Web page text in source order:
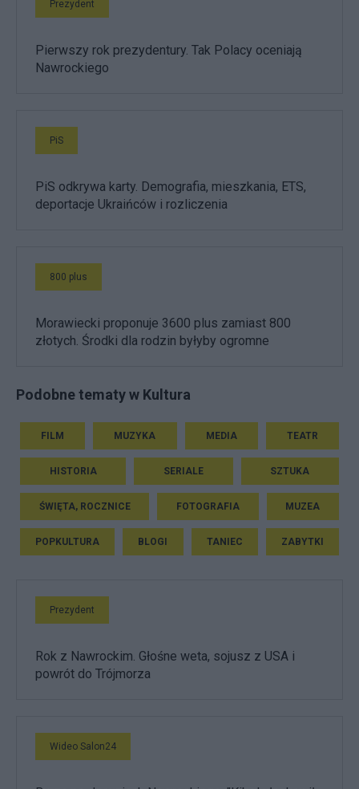
Prezydent
Pierwszy rok prezydentury. Tak Polacy oceniają
Nawrockiego
PiS
PiS odkrywa karty. Demografia, mieszkania, ETS,
deportacje Ukraińców i rozliczenia
800 plus
Morawiecki proponuje 3600 plus zamiast 800
złotych. Środki dla rodzin byłyby ogromne
Podobne tematy w Kultura
FILM MUZYKA MEDIA TEATR
HISTORIA SERIALE SZTUKA
ŚWIĘTA, ROCZNICE FOTOGRAFIA MUZEA
POPKULTURA BLOGI TANIEC ZABYTKI
Prezydent
Rok z Nawrockim. Głośne weta, sojusz z USA i
powrót do Trójmorza
Wideo Salon24